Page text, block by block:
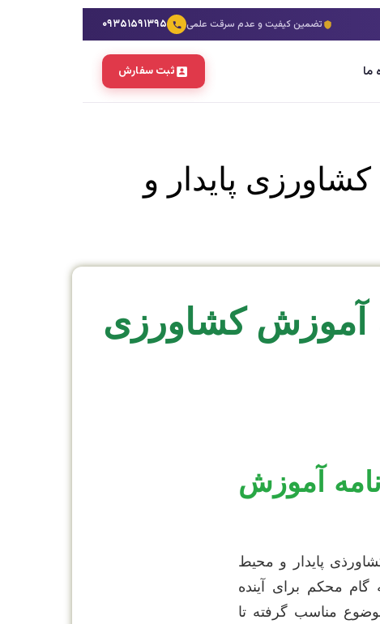
تضمین کیفیت و عدم سرقت علمی ۰۹۳۵۱۵۹۱۳۹۵
ما ثبت سفارش
پایدار و
آموزش کشاورزی
آموزش
پایدار و محیط
محکم برای آینده
مناسب گرفته تا